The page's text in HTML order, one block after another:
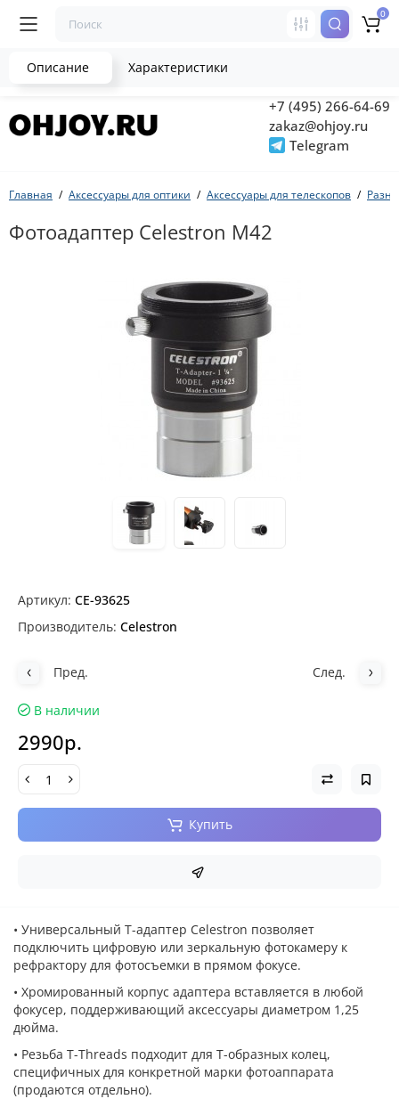
+7 (495) 266-64-69
zakaz@ohjoy.ru
Telegram
0
Главная Аксессуары для оптики Аксессуары для телескопов
Фотоадаптер Celestron М42
Артикул: CE-93625
Производитель: Celestron
Пред. След.
В наличии
2990р.
Купить
Описание Характеристики
• Универсальный Т-адаптер Celestron позволяет
подключить цифровую или зеркальную фотокамеру к
рефрактору для фотосъемки в прямом фокусе.
• Хромированный корпус адаптера вставляется в любой
фокусер, поддерживающий аксессуары диаметром 1,25
дюйма.
• Резьба T-Threads подходит для T-образных колец,
специфичных для конкретной марки фотоаппарата
(продаются отдельно).